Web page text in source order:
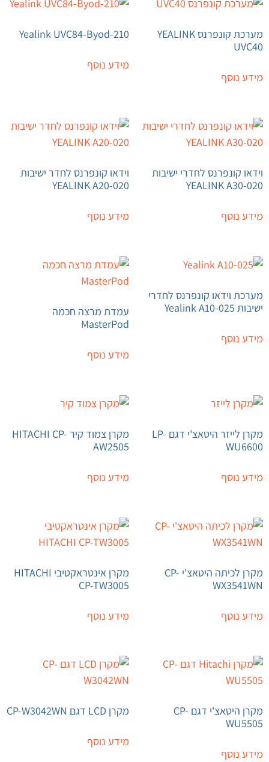
מערכת קונפרנס YEALINK
UVC40
מידע נוסף
Yealink UVC84-Byod-210
מידע נוסף
וידאו קונפרנס לחדרי ישיבות
YEALINK A30-020
מידע נוסף
וידאו קונפרנס לחדר ישיבות
YEALINK A20-020
מידע נוסף
מערכת וידאו קונפרנס לחדרי
ישיבות Yealink A10-025
מידע נוסף
עמדת מרצה חכמה
MasterPod
מידע נוסף
מקרן לייזר היטאצ'י דגם LP-
WU6600
מידע נוסף
מקרן צמוד קיר HITACHI CP-
AW2505
מידע נוסף
מקרן לכיתה היטאצ'י CP-
WX3541WN
מידע נוסף
מקרן אינטראקטיבי HITACHI
CP-TW3005
מידע נוסף
מקרן היטאצ'י דגם CP-
WU5505
מידע נוסף
מקרן LCD דגם CP-W3042WN
מידע נוסף